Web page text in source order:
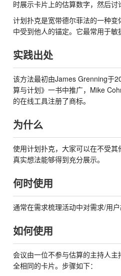
时展示卡片上的估算数字，然后讨
计划扑克是宽带德尔菲法的一种
中受到他人的锚定。它最常用于敏
实践出处
该方法最初由James Grenning于
算与计划》一书中推广，Mike
的在线工具注册了商标。
为什么
使用计划扑克，大家可以在不受
真实想法能够得到充分展示。
何时使用
通常在需求梳理活动中对需求/用
如何使用
会议由一位不参与估算的主持人
全相同的卡片。步骤如下：